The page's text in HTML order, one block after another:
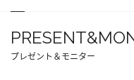
プレゼント＆モニター